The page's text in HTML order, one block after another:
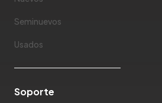
Seminuevos
Usados
Soporte